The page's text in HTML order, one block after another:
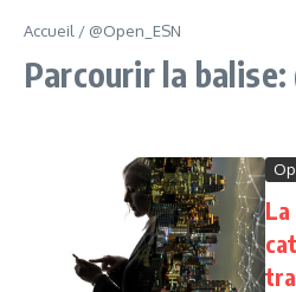
Accueil / @Open_ESN
Parcourir la balise: